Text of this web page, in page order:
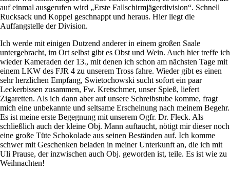
auf einmal ausgerufen wird
Erste Fallschirmjägerdivision . Schnell
Rucksack und Koppel geschnappt und heraus. Hier liegt die
Auffangstelle der Division.
Ich werde mit einigen Dutzend anderer in einem großen Saale
untergebracht, im Ort selbst gibt es Obst und Wein. Auch hier treffe ich
wieder Kameraden der 13., mit denen ich schon am nächsten Tage mit
einem LKW des FJR 4 zu unserem Tross fahre. Wieder gibt es einen
sehr herzlichen Empfang, Swietochowski sucht sofort ein paar
Leckerbissen zusammen, Fw. Kretschmer, unser Spieß, liefert
Zigaretten. Als ich dann aber auf unsere Schreibstube komme, fragt
mich eine unbekannte und seltsame Erscheinung nach meinem Begehr.
Es ist meine erste Begegnung mit unserem Ogfr. Dr. Fleck. Als
schließlich auch der kleine Obj. Mann auftaucht, nötigt mir dieser noch
eine große Tüte Schokolade aus seinen Beständen auf. Ich komme
schwer mit Geschenken beladen in meiner Unterkunft an, die ich mit
Uli Prause, der inzwischen auch Obj. geworden ist, teile. Es ist wie zu
Weihnachten!